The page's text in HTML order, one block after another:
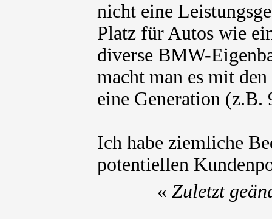
nicht eine
Platz für Autos wie
diverse BMW-
macht man es mit
eine Generation (z.B.
Ich habe ziemliche
potentiellen
« Zuletzt